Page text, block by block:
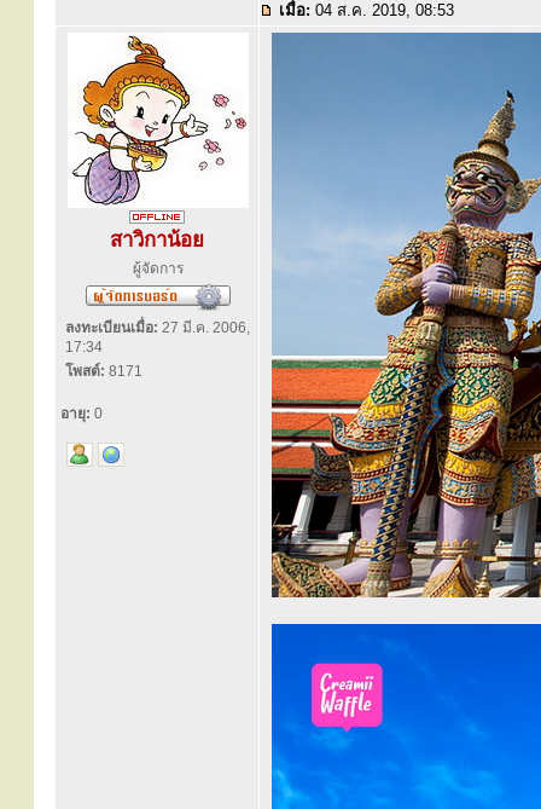
เมื่อ: 04 ส.ค. 2019, 08:53
สาวิกาน้อย
ผู้จัดการ
ลงทะเบียนเมื่อ: 27 มี.ค. 2006,
17:34
โพสต์: 8171
อายุ: 0